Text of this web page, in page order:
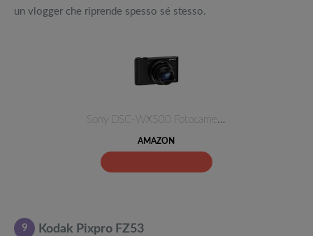
un vlogger che riprende spesso sé stesso.
Sony DSC-WX500 Fotocamera Digi…
AMAZON
9 Kodak Pixpro FZ53